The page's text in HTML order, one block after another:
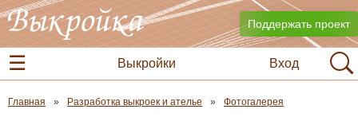
Поддержать проект
Вход
Выкройки
Главная Разработка выкроек и ателье Фотогалерея